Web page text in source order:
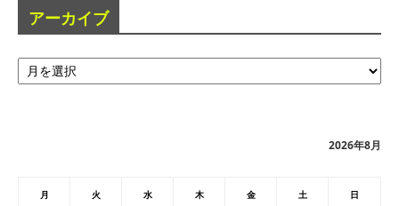
アーカイブ
ア
ー
2026年8月
月 火 水 木 金 土 日